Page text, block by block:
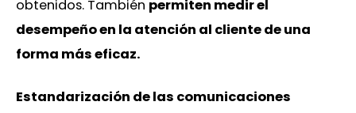
obtenidos. También permiten medir el
desempeño en la atención al cliente de una
forma más eficaz.
Estandarización de las comunicaciones